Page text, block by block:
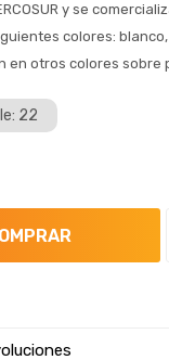
y se
colores:
en otros colores sobre
22